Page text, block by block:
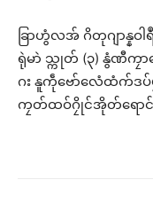
ခြာဟွံလအ် ဂိတုဂျာန္န
ရုဲမာဲ သ္ကုတ် (၃) နွံဏီ
ဂး နူကဵုဗော်လေံထံက်ဒပ်
ကၠတ်ထဝ်ဂၠိုင်အိုတ်ရော